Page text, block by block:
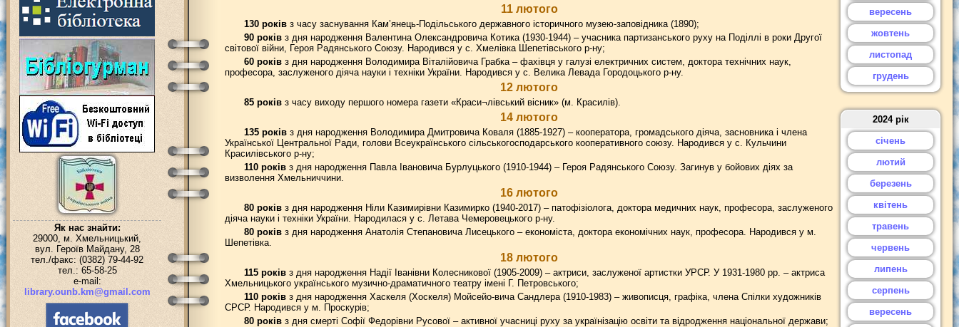
Як нас знайти:
29000, м. Хмельницький,
вул. Героїв Майдану, 28
тел./факс: (0382) 79-44-92
тел.: 65-58-25
e-mail:
library.ounb.km@gmail.com
11 лютого
130 роківз часу заснування Кам’янець-Подільського державного історичного музею-заповідника (1890);
90 роківз дня народження Валентина Олександровича Котика (1930-1944) – учасника партизанського руху на Поділлі в роки Другої
світової війни, Героя Радянського Союзу. Народився у с. Хмелівка Шепетівського р-ну;
60 роківз дня народження Володимира Віталійовича Грабка – фахівця у галузі електричних систем, доктора технічних наук,
професора, заслуженого діяча науки і техніки України. Народився у с. Велика Левада Городоцького р-ну.
12 лютого
85 роківз часу виходу першого номера газети «Краси¬лівський вісник» (м. Красилів).
14 лютого
135 роківз дня народження Володимира Дмитровича Коваля (1885-1927) – кооператора, громадського діяча, засновника і члена
Української Центральної Ради, голови Всеукраїнського сільськогосподарського кооперативного союзу. Народився у с. Кульчини
Красилівського р-ну;
110 роківз дня народження Павла Івановича Бурлуцького (1910-1944) – Героя Радянського Союзу. Загинув у бойових діях за
визволення Хмельниччини.
16 лютого
80 роківз дня народження Ніли Казимирівни Казимирко (1940-2017) – патофізіолога, доктора медичних наук, професора, заслуженого
діяча науки і техніки України. Народилася у с. Летава Чемеровецького р-ну.
80 роківз дня народження Анатолія Степановича Лисецького – економіста, доктора економічних наук, професора. Народився у м.
Шепетівка.
18 лютого
115 роківз дня народження Надії Іванівни Колесникової (1905-2009) – актриси, заслуженої артистки УРСР. У 1931-1980 рр. – актриса
Хмельницького українського музично-драматичного театру імені Г. Петровського;
110 роківз дня народження Хаскеля (Хоскеля) Мойсейо-вича Сандлера (1910-1983) – живописця, графіка, члена Спілки художників
СРСР. Народився у м. Проскурів;
80 роківз дня смерті Софії Федорівни Русової – активної учасниці руху за українізацію освіти та відродження національної держави;
вересень
жовтень
листопад
грудень
2024 рік
січень
лютий
березень
квітень
травень
червень
липень
серпень
вересень